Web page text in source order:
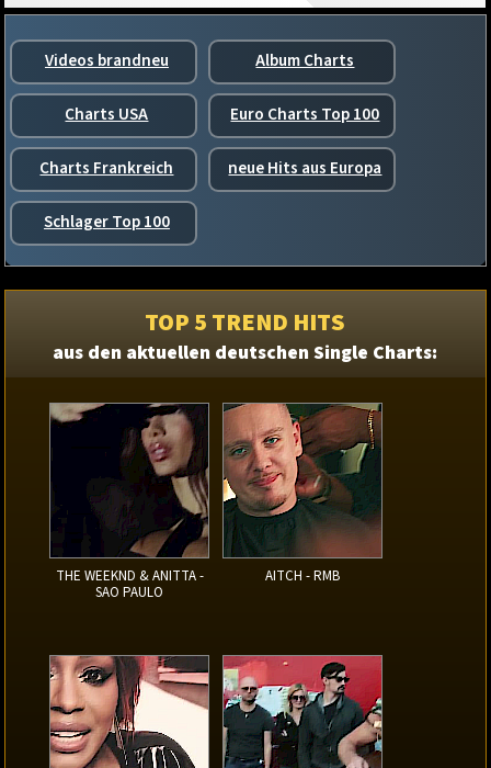
Videos brandneu Album Charts
Charts USA Euro Charts Top 100
Charts Frankreich neue Hits aus Europa
Schlager Top 100
TOP 5 TREND HITS
aus den aktuellen deutschen Single Charts:
THE WEEKND & ANITTA -
SAO PAULO
AITCH - RMB